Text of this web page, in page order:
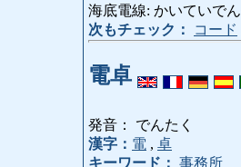
海底電線: かいていでん
次もチェック：
コード
電卓
発音： でんたく
漢字： 電 , 卓
キーワード： 事務所